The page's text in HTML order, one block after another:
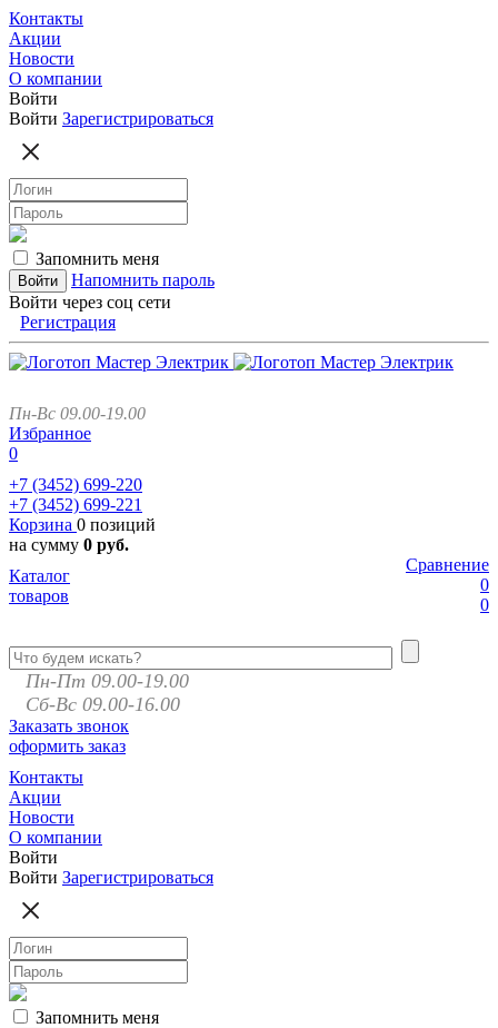
Контакты
Акции
Новости
О компании
Войти
Войти Зарегистрироваться
Запомнить меня
Напомнить пароль
Войти через соц сети
Регистрация
Пн-Вс 09.00-19.00
Избранное
0
+7 (3452) 699-220
+7 (3452) 699-221
Корзина 0 позиций
на сумму 0 руб.
Сравнение
0
0
Каталог
товаров
Пн-Пт 09.00-19.00
Сб-Вс 09.00-16.00
Заказать звонок
оформить заказ
Контакты
Акции
Новости
О компании
Войти
Войти Зарегистрироваться
Запомнить меня